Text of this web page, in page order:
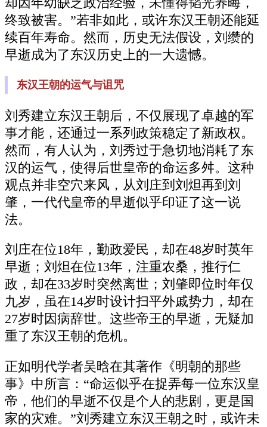
终致被害。”若非如此，或许东汉王朝还能延
续百年寿命。然而，历史无法假设，刘缵的
早逝成为了东汉历史上的一大遗憾。
东汉王朝的运气与诅咒
刘秀建立东汉王朝后，不仅展现了卓越的军
事才能，还通过一系列政策稳定了新政权。
然而，有人认为，刘秀过于急切地消耗了东
汉的运气，使得后世皇帝的命运多舛。这种
观点并非空穴来风，从刘庄到刘炟再到刘
肇，一代代皇帝的早逝似乎印证了这一说
法。
刘庄在位18年，勤政爱民，却在48岁时英年
早逝；刘炟在位13年，注重农桑，推行仁
政，却在33岁时突然离世；刘肇即位时年仅
九岁，虽在14岁时设计扫平外戚势力，却在
27岁时因病辞世。这些帝王的早逝，无疑加
重了东汉王朝的危机。
正如明代学者吴晗在其著作《明朝的那些
事》中所言：“命运似乎在捉弄每一位东汉皇
帝，他们的早逝不仅是个人的悲剧，更是国
家的灾难。”刘秀建立东汉王朝之时，或许未